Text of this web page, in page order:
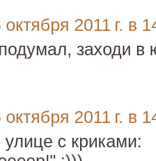
октября 2011 г. в
заходи в
октября 2011 г. в
улице с криками: